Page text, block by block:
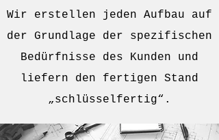
Wir erstellen jeden Aufbau auf
der Grundlage der spezifischen
Bedürfnisse des Kunden und
liefern den fertigen Stand
„schlüsselfertig“.